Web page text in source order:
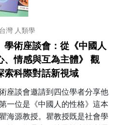
台灣 人類學
學術座談會：從《中國人
、情感與互為主體》 觀
索科際對話新視域
座談會邀請到四位學者分享他
一位是《中國人的性格》這本
海源教授。瞿教授既是社會學